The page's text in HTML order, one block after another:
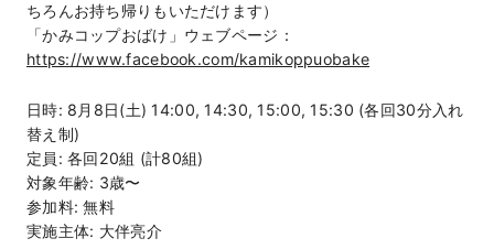
ちろんお持ち帰りもいただけます）
「かみコップおばけ」ウェブページ：
https://www.facebook.com/kamikoppuobake
日時: 8月8日(土) 14:00, 14:30, 15:00, 15:30 (各回30分入れ
替え制)
定員: 各回20組 (計80組)
対象年齢: 3歳〜
参加料: 無料
実施主体: 大伴亮介